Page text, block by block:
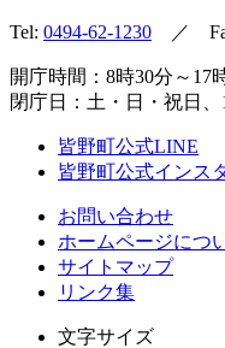
Tel: 0494-62-1230 ／
開庁時間：8時30分～17
閉庁日：土・日・祝日、
皆野町公式LINE
皆野町公式インス
お問い合わせ
ホームページにつ
サイトマップ
リンク集
文字サイズ